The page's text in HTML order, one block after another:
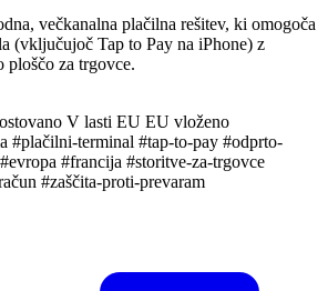
večkanalna plačilna rešitev, ki omogoča
(vključujoč Tap to Pay na iPhone) z
ploščo za trgovce.
V lasti EU EU vloženo
#plačilni-terminal #tap-to-pay #odprto-
#evropa #francija #storitve-za-trgovce
#zaščita-proti-prevaram